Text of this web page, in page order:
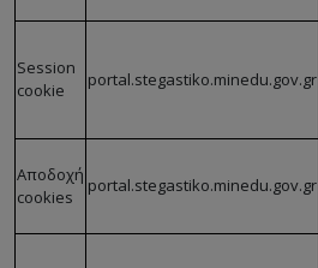
Session
cookie
portal.stegastiko.minedu.gov.gr
Αποδοχή
cookies
portal.stegastiko.minedu.gov.gr